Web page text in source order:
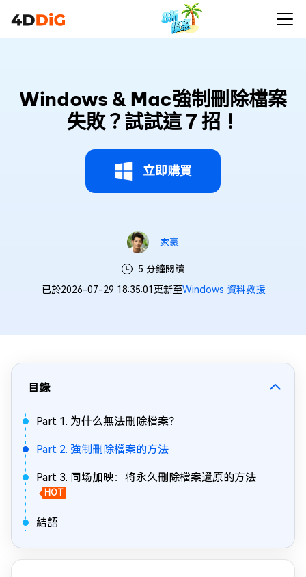
Windows & Mac強制刪除檔案
失敗？試試這 7 招！
立即購買
家豪
5 分鐘閱讀
已於2026-07-29 18:35:01更新至Windows 資料救援
目錄
Part 1. 为什么無法刪除檔案？
Part 2. 強制刪除檔案的方法
Part 3. 同场加映：将永久刪除檔案還原的方法
HOT
結語